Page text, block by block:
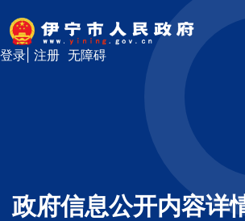
无障碍
登录 注册
政府信息公开内容详